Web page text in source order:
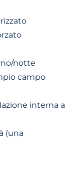
notte
campo
interna a
(una